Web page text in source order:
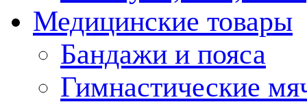
Медицинские товары
Бандажи и пояса
Гимнастические